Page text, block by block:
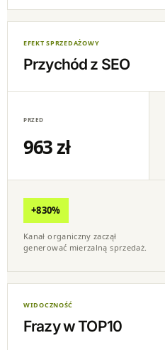
EFEKT SPRZEDAŻOWY
Przychód z SEO
963 zł
+830%
Kanał organiczny zaczął
generować mierzalną sprzedaż.
WIDOCZNOŚĆ
Frazy w TOP10